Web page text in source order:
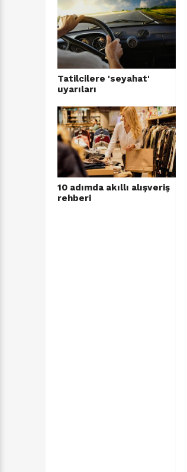
Tatilcilere 'seyahat'
uyarıları
10 adımda akıllı alışveriş
rehberi